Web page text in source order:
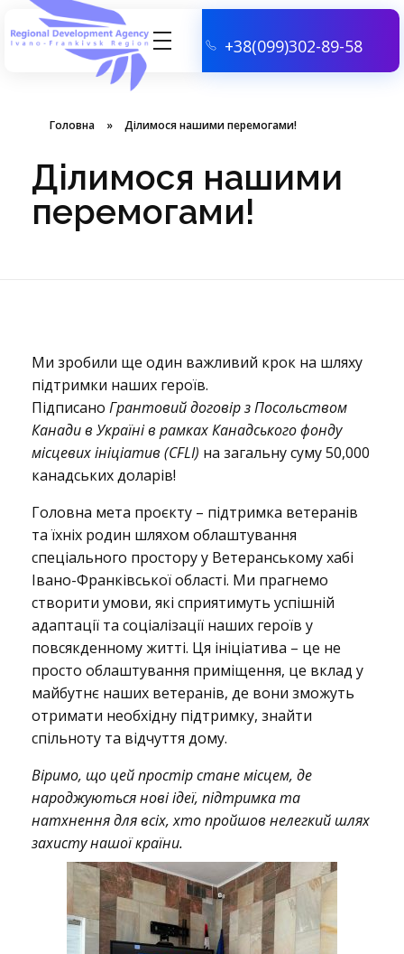
+38(099)302-89-58
Головна » Ділимося нашими перемогами!
Ділимося нашими
перемогами!
Д
і
л
и
м
о
с
я
Ми зробили ще один важливий крок на шляху
підтримки наших героїв.
Підписано Грантовий договір з Посольством
Канади в Україні в рамках Канадського фонду
місцевих ініціатив (CFLI) на загальну суму 50,000
канадських доларів!
Головна мета проєкту – підтримка ветеранів
та їхніх родин шляхом облаштування
спеціального простору у Ветеранському хабі
Івано-Франківської області. Ми прагнемо
створити умови, які сприятимуть успішній
адаптації та соціалізації наших героїв у
повсякденному житті. Ця ініціатива – це не
просто облаштування приміщення, це вклад у
майбутнє наших ветеранів, де вони зможуть
отримати необхідну підтримку, знайти
спільноту та відчуття дому.
Віримо, що цей простір стане місцем, де
народжуються нові ідеї, підтримка та
натхнення для всіх, хто пройшов нелегкий шлях
захисту нашої країни.